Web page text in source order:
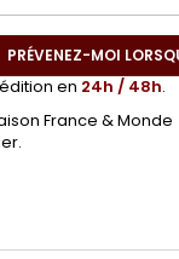
PRÉVENEZ-MOI
en 24h / 48h.
France & Monde